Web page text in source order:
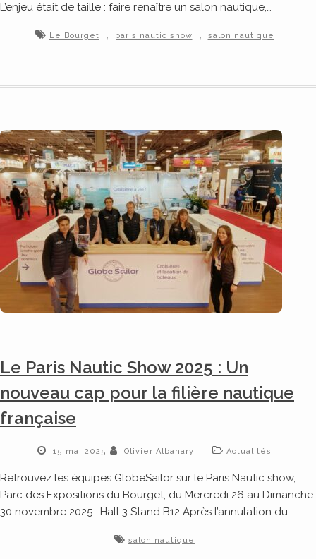
L’enjeu était de taille : faire renaître un salon nautique,…
Le Bourget paris nautic show salon nautique
Le Paris Nautic Show 2025 : Un
nouveau cap pour la filière nautique
française
15 mai 2025 Olivier Albahary Actualités
Retrouvez les équipes GlobeSailor sur le Paris Nautic show,
Parc des Expositions du Bourget, du Mercredi 26 au Dimanche
30 novembre 2025 : Hall 3 Stand B12 Après l’annulation du…
salon nautique